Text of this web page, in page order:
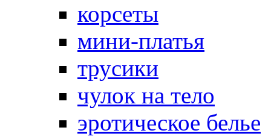
корсеты
мини-платья
трусики
чулок на тело
эротическое белье